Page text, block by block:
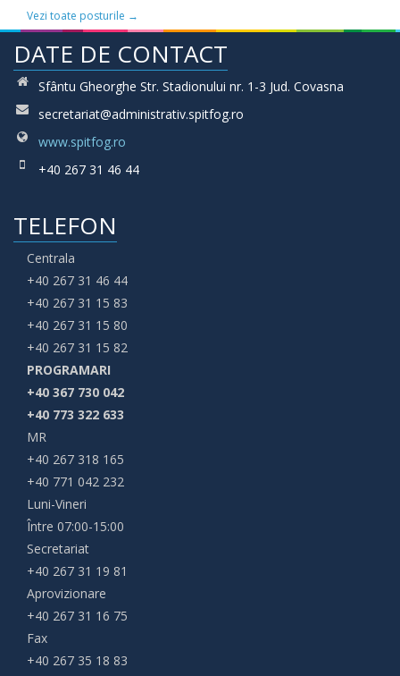
Vezi toate posturile →
DATE DE CONTACT
Sfântu Gheorghe Str. Stadionului nr. 1-3 Jud. Covasna
secretariat@administrativ.spitfog.ro
www.spitfog.ro
+40 267 31 46 44
TELEFON
Centrala
+40 267 31 46 44
+40 267 31 15 83
+40 267 31 15 80
+40 267 31 15 82
PROGRAMARI
+40 367 730 042
+40 773 322 633
MR
+40 267 318 165
+40 771 042 232
Luni-Vineri
Între 07:00-15:00
Secretariat
+40 267 31 19 81
Aprovizionare
+40 267 31 16 75
Fax
+40 267 35 18 83